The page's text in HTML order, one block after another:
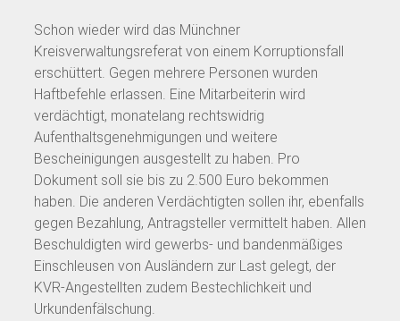
Schon wieder wird das Münchner
Kreisverwaltungsreferat von einem Korruptionsfall
erschüttert. Gegen mehrere Personen wurden
Haftbefehle erlassen. Eine Mitarbeiterin wird
verdächtigt, monatelang rechtswidrig
Aufenthaltsgenehmigungen und weitere
Bescheinigungen ausgestellt zu haben. Pro
Dokument soll sie bis zu 2.500 Euro bekommen
haben. Die anderen Verdächtigten sollen ihr, ebenfalls
gegen Bezahlung, Antragsteller vermittelt haben. Allen
Beschuldigten wird gewerbs- und bandenmäßiges
Einschleusen von Ausländern zur Last gelegt, der
KVR-Angestellten zudem Bestechlichkeit und
Urkundenfälschung.